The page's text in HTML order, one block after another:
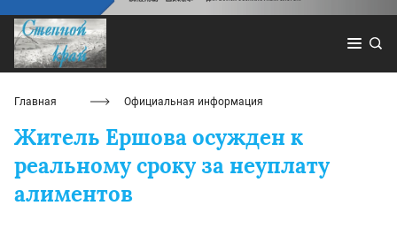
Главная Официальная информация
Житель Ершова осужден к
реальному сроку за неуплату
алиментов